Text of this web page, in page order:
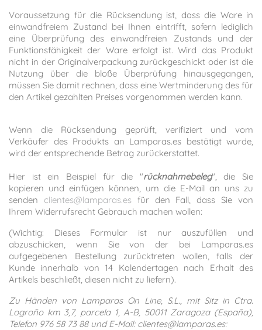
Voraussetzung für die Rücksendung ist, dass die Ware in
einwandfreiem Zustand bei Ihnen eintrifft, sofern lediglich
eine Überprüfung des einwandfreien Zustands und der
Funktionsfähigkeit der Ware erfolgt ist. Wird das Produkt
nicht in der Originalverpackung zurückgeschickt oder ist die
Nutzung über die bloße Überprüfung hinausgegangen,
müssen Sie damit rechnen, dass eine Wertminderung des für
den Artikel gezahlten Preises vorgenommen werden kann.
Wenn die Rücksendung geprüft, verifiziert und vom
Verkäufer des Produkts an Lamparas.es bestätigt wurde,
wird der entsprechende Betrag zurückerstattet.
Hier ist ein Beispiel für die "rücknahmebeleg", die Sie
kopieren und einfügen können, um die E-Mail an uns zu
senden clientes@lamparas.esfür den Fall, dass Sie von
Ihrem Widerrufsrecht Gebrauch machen wollen:
(Wichtig: Dieses Formular ist nur auszufüllen und
abzuschicken, wenn Sie von der bei Lamparas.es
aufgegebenen Bestellung zurücktreten wollen, falls der
Kunde innerhalb von 14 Kalendertagen nach Erhalt des
Artikels beschließt, diesen nicht zu liefern).
Zu Händen von Lamparas On Line, S.L., mit Sitz in Ctra.
Logroño km 3,7, parcela 1, A-B, 50011 Zaragoza (España),
Telefon 976 58 73 88 und E-Mail: clientes@lamparas.es: